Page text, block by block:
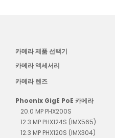
카메라 제품 선택기
카메라 액세서리
카메라 렌즈
Phoenix GigE PoE 카메라
20.0 MP PHX200S
12.3 MP PHX124S (IMX565)
12.3 MP PHX120S (IMX304)